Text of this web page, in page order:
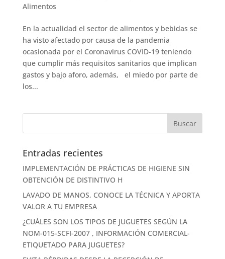
Alimentos
En la actualidad el sector de alimentos y bebidas se
ha visto afectado por causa de la pandemia
ocasionada por el Coronavirus COVID-19 teniendo
que cumplir más requisitos sanitarios que implican
gastos y bajo aforo, además, el miedo por parte de
los...
Entradas recientes
IMPLEMENTACIÓN DE PRÁCTICAS DE HIGIENE SIN
OBTENCIÓN DE DISTINTIVO H
LAVADO DE MANOS, CONOCE LA TÉCNICA Y APORTA
VALOR A TU EMPRESA
¿CUÁLES SON LOS TIPOS DE JUGUETES SEGÚN LA
NOM-015-SCFI-2007 , INFORMACIÓN COMERCIAL-
ETIQUETADO PARA JUGUETES?